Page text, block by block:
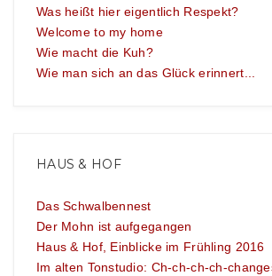
Was heißt hier eigentlich Respekt?
Welcome to my home
Wie macht die Kuh?
Wie man sich an das Glück erinnert...
HAUS & HOF
Das Schwalbennest
Der Mohn ist aufgegangen
Haus & Hof, Einblicke im Frühling 2016
Im alten Tonstudio: Ch-ch-ch-ch-